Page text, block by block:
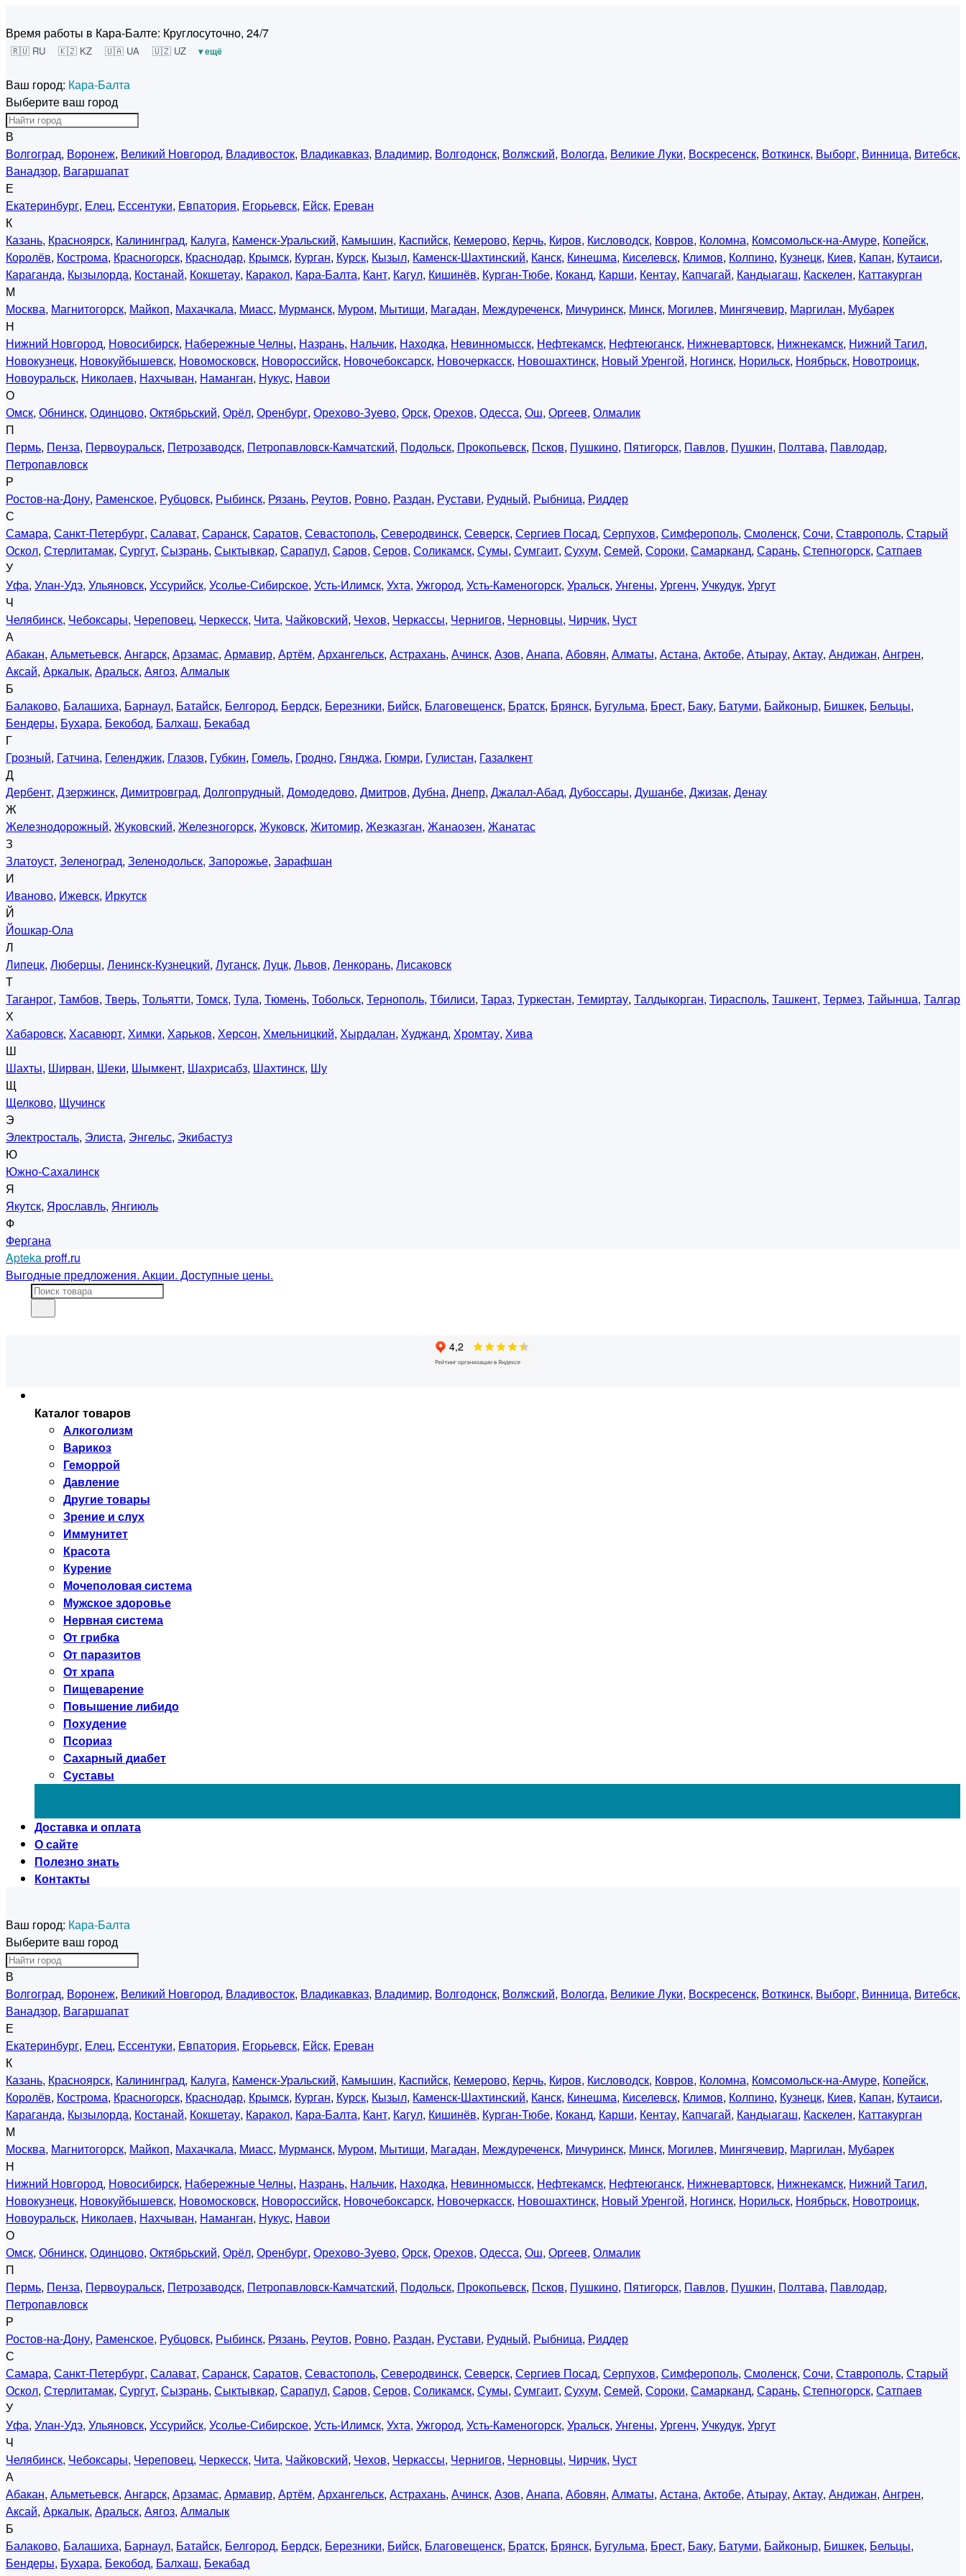
Время работы в Кара-Балте: Круглосуточно, 24/7
🇷🇺 RU 🇰🇿 KZ 🇺🇦 UA 🇺🇿 UZ ▾ ещё
Ваш город: Кара-Балта
Выберите ваш город
В
Волгоград, Воронеж, Великий Новгород, Владивосток, Владикавказ, Владимир, Волгодонск, Волжский, Вологда, Великие Луки, Воскресенск, Воткинск, Выборг, Винница, Витебск,
Ванадзор, Вагаршапат
Е
Екатеринбург, Елец, Ессентуки, Евпатория, Егорьевск, Ейск, Ереван
К
Казань, Красноярск, Калининград, Калуга, Каменск-Уральский, Камышин, Каспийск, Кемерово, Керчь, Киров, Кисловодск, Ковров, Коломна, Комсомольск-на-Амуре, Копейск,
Королёв, Кострома, Красногорск, Краснодар, Крымск, Курган, Курск, Кызыл, Каменск-Шахтинский, Канск, Кинешма, Киселевск, Климов, Колпино, Кузнецк, Киев, Капан, Кутаиси,
Караганда, Кызылорда, Костанай, Кокшетау, Каракол, Кара-Балта, Кант, Кагул, Кишинёв, Курган-Тюбе, Коканд, Карши, Кентау, Капчагай, Кандыагаш, Каскелен, Каттакурган
М
Москва, Магнитогорск, Майкоп, Махачкала, Миасс, Мурманск, Муром, Мытищи, Магадан, Междуреченск, Мичуринск, Минск, Могилев, Мингячевир, Маргилан, Мубарек
Н
Нижний Новгород, Новосибирск, Набережные Челны, Назрань, Нальчик, Находка, Невинномысск, Нефтекамск, Нефтеюганск, Нижневартовск, Нижнекамск, Нижний Тагил,
Новокузнецк, Новокуйбышевск, Новомосковск, Новороссийск, Новочебоксарск, Новочеркасск, Новошахтинск, Новый Уренгой, Ногинск, Норильск, Ноябрьск, Новотроицк,
Новоуральск, Николаев, Нахчыван, Наманган, Нукус, Навои
О
Омск, Обнинск, Одинцово, Октябрьский, Орёл, Оренбург, Орехово-Зуево, Орск, Орехов, Одесса, Ош, Оргеев, Олмалик
П
Пермь, Пенза, Первоуральск, Петрозаводск, Петропавловск-Камчатский, Подольск, Прокопьевск, Псков, Пушкино, Пятигорск, Павлов, Пушкин, Полтава, Павлодар,
Петропавловск
Р
Ростов-на-Дону, Раменское, Рубцовск, Рыбинск, Рязань, Реутов, Ровно, Раздан, Рустави, Рудный, Рыбница, Риддер
С
Самара, Санкт-Петербург, Салават, Саранск, Саратов, Севастополь, Северодвинск, Северск, Сергиев Посад, Серпухов, Симферополь, Смоленск, Сочи, Ставрополь, Старый
Оскол, Стерлитамак, Сургут, Сызрань, Сыктывкар, Сарапул, Саров, Серов, Соликамск, Сумы, Сумгаит, Сухум, Семей, Сороки, Самарканд, Сарань, Степногорск, Сатпаев
У
Уфа, Улан-Удэ, Ульяновск, Уссурийск, Усолье-Сибирское, Усть-Илимск, Ухта, Ужгород, Усть-Каменогорск, Уральск, Унгены, Ургенч, Учкудук, Ургут
Ч
Челябинск, Чебоксары, Череповец, Черкесск, Чита, Чайковский, Чехов, Черкассы, Чернигов, Черновцы, Чирчик, Чуст
А
Абакан, Альметьевск, Ангарск, Арзамас, Армавир, Артём, Архангельск, Астрахань, Ачинск, Азов, Анапа, Абовян, Алматы, Астана, Актобе, Атырау, Актау, Андижан, Ангрен,
Аксай, Аркалык, Аральск, Аягоз, Алмалык
Б
Балаково, Балашиха, Барнаул, Батайск, Белгород, Бердск, Березники, Бийск, Благовещенск, Братск, Брянск, Бугульма, Брест, Баку, Батуми, Байконыр, Бишкек, Бельцы,
Бендеры, Бухара, Бекобод, Балхаш, Бекабад
Г
Грозный, Гатчина, Геленджик, Глазов, Губкин, Гомель, Гродно, Гянджа, Гюмри, Гулистан, Газалкент
Д
Дербент, Дзержинск, Димитровград, Долгопрудный, Домодедово, Дмитров, Дубна, Днепр, Джалал-Абад, Дубоссары, Душанбе, Джизак, Денау
Ж
Железнодорожный, Жуковский, Железногорск, Жуковск, Житомир, Жезказган, Жанаозен, Жанатас
З
Златоуст, Зеленоград, Зеленодольск, Запорожье, Зарафшан
И
Иваново, Ижевск, Иркутск
Й
Йошкар-Ола
Л
Липецк, Люберцы, Ленинск-Кузнецкий, Луганск, Луцк, Львов, Ленкорань, Лисаковск
Т
Таганрог, Тамбов, Тверь, Тольятти, Томск, Тула, Тюмень, Тобольск, Тернополь, Тбилиси, Тараз, Туркестан, Темиртау, Талдыкорган, Тирасполь, Ташкент, Термез, Тайынша, Талгар
Х
Хабаровск, Хасавюрт, Химки, Харьков, Херсон, Хмельницкий, Хырдалан, Худжанд, Хромтау, Хива
Ш
Шахты, Ширван, Шеки, Шымкент, Шахрисабз, Шахтинск, Шу
Щ
Щелково, Щучинск
Э
Электросталь, Элиста, Энгельс, Экибастуз
Ю
Южно-Сахалинск
Я
Якутск, Ярославль, Янгиюль
Ф
Фергана
Aptekaproff.ru
Выгодные предложения. Акции. Доступные цены.
Каталог товаров
Алкоголизм
Варикоз
Геморрой
Давление
Другие товары
Зрение и слух
Иммунитет
Красота
Курение
Мочеполовая система
Мужское здоровье
Нервная система
От грибка
От паразитов
От храпа
Пищеварение
Повышение либидо
Похудение
Псориаз
Сахарный диабет
Суставы
Доставка и оплата
О сайте
Полезно знать
Контакты
Ваш город: Кара-Балта
Выберите ваш город
В
Волгоград, Воронеж, Великий Новгород, Владивосток, Владикавказ, Владимир, Волгодонск, Волжский, Вологда, Великие Луки, Воскресенск, Воткинск, Выборг, Винница, Витебск,
Ванадзор, Вагаршапат
Е
Екатеринбург, Елец, Ессентуки, Евпатория, Егорьевск, Ейск, Ереван
К
Казань, Красноярск, Калининград, Калуга, Каменск-Уральский, Камышин, Каспийск, Кемерово, Керчь, Киров, Кисловодск, Ковров, Коломна, Комсомольск-на-Амуре, Копейск,
Королёв, Кострома, Красногорск, Краснодар, Крымск, Курган, Курск, Кызыл, Каменск-Шахтинский, Канск, Кинешма, Киселевск, Климов, Колпино, Кузнецк, Киев, Капан, Кутаиси,
Караганда, Кызылорда, Костанай, Кокшетау, Каракол, Кара-Балта, Кант, Кагул, Кишинёв, Курган-Тюбе, Коканд, Карши, Кентау, Капчагай, Кандыагаш, Каскелен, Каттакурган
М
Москва, Магнитогорск, Майкоп, Махачкала, Миасс, Мурманск, Муром, Мытищи, Магадан, Междуреченск, Мичуринск, Минск, Могилев, Мингячевир, Маргилан, Мубарек
Н
Нижний Новгород, Новосибирск, Набережные Челны, Назрань, Нальчик, Находка, Невинномысск, Нефтекамск, Нефтеюганск, Нижневартовск, Нижнекамск, Нижний Тагил,
Новокузнецк, Новокуйбышевск, Новомосковск, Новороссийск, Новочебоксарск, Новочеркасск, Новошахтинск, Новый Уренгой, Ногинск, Норильск, Ноябрьск, Новотроицк,
Новоуральск, Николаев, Нахчыван, Наманган, Нукус, Навои
О
Омск, Обнинск, Одинцово, Октябрьский, Орёл, Оренбург, Орехово-Зуево, Орск, Орехов, Одесса, Ош, Оргеев, Олмалик
П
Пермь, Пенза, Первоуральск, Петрозаводск, Петропавловск-Камчатский, Подольск, Прокопьевск, Псков, Пушкино, Пятигорск, Павлов, Пушкин, Полтава, Павлодар,
Петропавловск
Р
Ростов-на-Дону, Раменское, Рубцовск, Рыбинск, Рязань, Реутов, Ровно, Раздан, Рустави, Рудный, Рыбница, Риддер
С
Самара, Санкт-Петербург, Салават, Саранск, Саратов, Севастополь, Северодвинск, Северск, Сергиев Посад, Серпухов, Симферополь, Смоленск, Сочи, Ставрополь, Старый
Оскол, Стерлитамак, Сургут, Сызрань, Сыктывкар, Сарапул, Саров, Серов, Соликамск, Сумы, Сумгаит, Сухум, Семей, Сороки, Самарканд, Сарань, Степногорск, Сатпаев
У
Уфа, Улан-Удэ, Ульяновск, Уссурийск, Усолье-Сибирское, Усть-Илимск, Ухта, Ужгород, Усть-Каменогорск, Уральск, Унгены, Ургенч, Учкудук, Ургут
Ч
Челябинск, Чебоксары, Череповец, Черкесск, Чита, Чайковский, Чехов, Черкассы, Чернигов, Черновцы, Чирчик, Чуст
А
Абакан, Альметьевск, Ангарск, Арзамас, Армавир, Артём, Архангельск, Астрахань, Ачинск, Азов, Анапа, Абовян, Алматы, Астана, Актобе, Атырау, Актау, Андижан, Ангрен,
Аксай, Аркалык, Аральск, Аягоз, Алмалык
Б
Балаково, Балашиха, Барнаул, Батайск, Белгород, Бердск, Березники, Бийск, Благовещенск, Братск, Брянск, Бугульма, Брест, Баку, Батуми, Байконыр, Бишкек, Бельцы,
Бендеры, Бухара, Бекобод, Балхаш, Бекабад